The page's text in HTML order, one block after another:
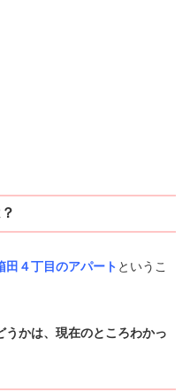
田４丁目のアパート というこ
うかは、現在のところわかっ